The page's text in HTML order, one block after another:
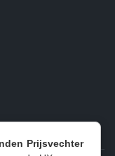
Prijsvechter